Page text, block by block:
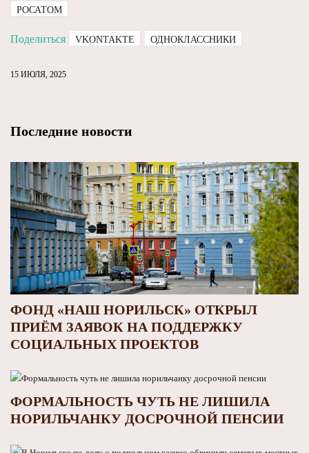
РОСАТОМ
Поделиться VKONTAKTE ОДНОКЛАССНИКИ
15 ИЮЛЯ, 2025
Последние новости
ФОНД «НАШ НОРИЛЬСК» ОТКРЫЛ
ПРИЁМ ЗАЯВОК НА ПОДДЕРЖКУ
СОЦИАЛЬНЫХ ПРОЕКТОВ
ФОРМАЛЬНОСТЬ ЧУТЬ НЕ ЛИШИЛА
НОРИЛЬЧАНКУ ДОСРОЧНОЙ ПЕНСИИ